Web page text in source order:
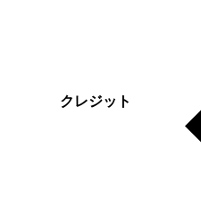
クレジット